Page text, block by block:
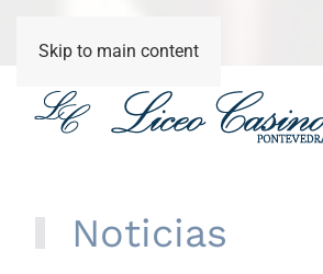
Skip to main content
Noticias